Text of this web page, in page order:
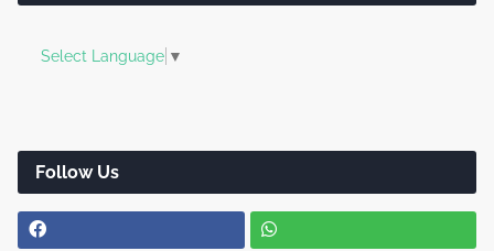
Select Language ▼
Follow Us